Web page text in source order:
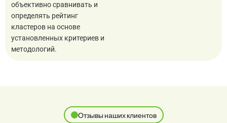
объективно сравнивать и
определять рейтинг
кластеров на основе
установленных критериев и
методологий.
Отзывы наших клиентов